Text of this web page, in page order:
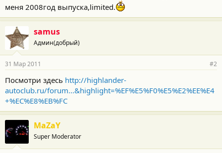
меня 2008год выпуска,limited.
samus
Админ(добрый)
31 Мар 2011 #2
Посмотри здесь http://highlander-
autoclub.ru/forum...&highlight=%EF%E5%F0%E5%E2%EE%E4
+%EC%E8%EB%FC
MaZaY
Super Moderator